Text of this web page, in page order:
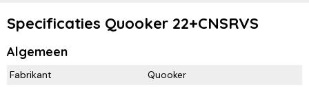
Specificaties Quooker 22+CNSRVS
Algemeen
Fabrikant
Quooker